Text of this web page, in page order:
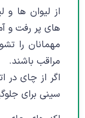
از لیوان ها
های پر رفت و
مهمانان را
مراقب باشند.
اگر از چای در
سینی برای